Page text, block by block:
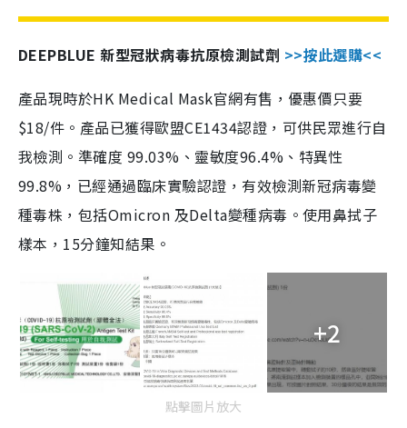
DEEPBLUE 新型冠狀病毒抗原檢測試劑 >>按此選購<<
產品現時於HK Medical Mask官網有售，優惠價只要
$18/件。產品已獲得歐盟CE1434認證，可供民眾進行自
我檢測。準確度 99.03%、靈敏度96.4%、特異性
99.8%，已經通過臨床實驗認證，有效檢測新冠病毒變
種毒株，包括Omicron 及Delta變種病毒。使用鼻拭子
樣本，15分鐘知結果。
+2
點擊圖片放大